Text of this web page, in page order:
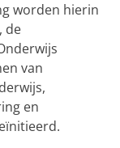
worden hierin
de
van
en